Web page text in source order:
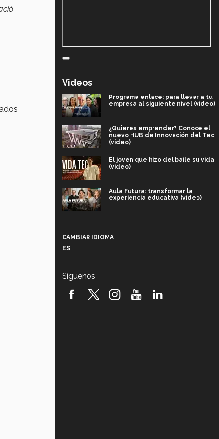
Videos
Programa enlace: para llevar a tu
empresa al siguiente nivel (video)
¿Quieres emprender? Conoce el
nuevo HUB de Innovación del Tec
(video)
El joven que hizo del baile su vida
(video)
Aula Futura: transformar la
experiencia educativa (video)
robótica FIRST 2026! (video)
CAMBIAR IDIOMA
ES
Síguenos